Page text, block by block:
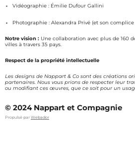
Vidéographie : Émilie Dufour Gallini
Photographie : Alexandra Privé (et son
Notre vision : Une collaboration avec plus de 160
villes à travers 35 pays.
Respect de la propriété intellectuelle
Les designs de Nappart & Co sont des créations
partenaires. Nous vous prions de respecter leur
ou modifiant ces œuvres, que ce soit pour un
© 2024 Nappart et Compagnie
Propulsé par Webador